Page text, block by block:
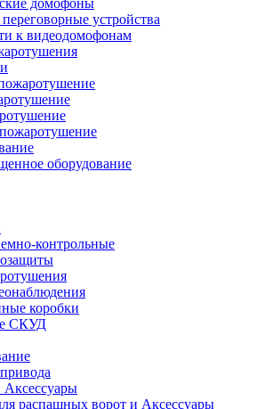
домофоны
устройства
к видеодомофонам
оборудование
контрольные
коробки
СКУД
распашных ворот и Аксессуары